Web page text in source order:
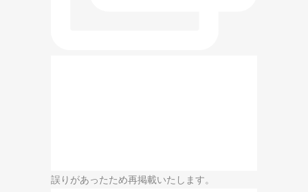
誤りがあったため再掲載いたします。